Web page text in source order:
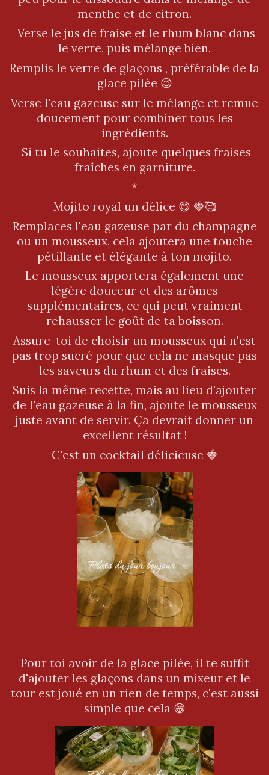
menthe et de citron.
Verse le jus de fraise et le rhum blanc dans
le verre, puis mélange bien.
Remplis le verre de glaçons , préférable de la
glace pilée 😉
Verse l'eau gazeuse sur le mélange et remue
doucement pour combiner tous les
ingrédients.
Si tu le souhaites, ajoute quelques fraises
fraîches en garniture.
*
Mojito royal un délice 😋 🍓🥰
Remplaces l'eau gazeuse par du champagne
ou un mousseux, cela ajoutera une touche
pétillante et élégante à ton mojito.
Le mousseux apportera également une
légère douceur et des arômes
supplémentaires, ce qui peut vraiment
rehausser le goût de ta boisson.
Assure-toi de choisir un mousseux qui n'est
pas trop sucré pour que cela ne masque pas
les saveurs du rhum et des fraises.
Suis la même recette, mais au lieu d'ajouter
de l'eau gazeuse à la fin, ajoute le mousseux
juste avant de servir. Ça devrait donner un
excellent résultat !
C'est un cocktail délicieuse 🍓
Pour toi avoir de la glace pilée, il te suffit
d'ajouter les glaçons dans un mixeur et le
tour est joué en un rien de temps, c'est aussi
simple que cela 😁